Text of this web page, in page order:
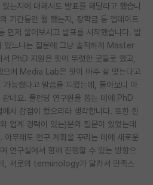
지에 대해서도 발표를 해달라고 했습니
기간동안 뭘 했는지, 장학금 등 업데이트
먼저 물어보시고 발표를 시작했습니다. 발
있느냐는 질문에 그냥 솔직하게 Master
PhD 지원은 핏이 뚜렷한 곳들로 했고,
며 Media Lab은 핏이 아주 잘 맞는다고
능했다고 말씀을 드렸는데, 돌아보니 아
네요. 풀펀딩 연구원을 뽑는 데에 PhD
서 감점이 컸으리라 생각합니다. 또한 한
업계 경력이 있는)분의 질문이 있었는데
아무래도 연구 계획을 꾸리는 데에 새로운
연구실에서 함께 진행할 수 있는 방향으
, 서로의 terminology가 달라서 만족스